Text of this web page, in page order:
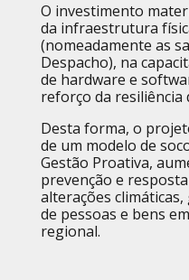
O investimento
da infraestrutura
(nomeadamente as
Despacho), na
de hardware e
reforço da resiliência
Desta forma, o
de um modelo de
Gestão Proativa,
prevenção e
alterações
de pessoas e bens
regional.